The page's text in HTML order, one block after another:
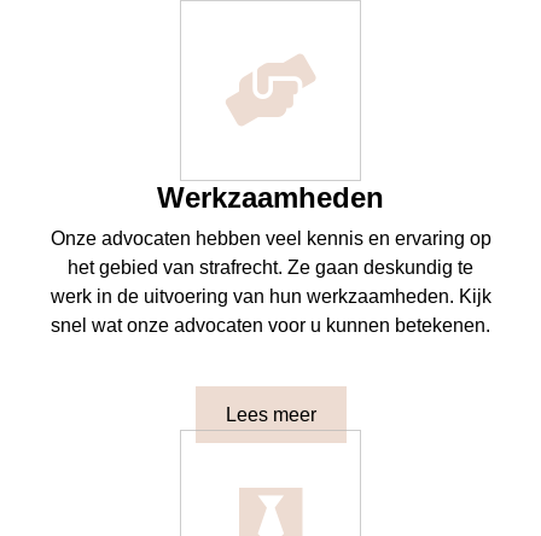
Werkzaamheden
Onze advocaten hebben veel kennis en ervaring op
het gebied van strafrecht. Ze gaan deskundig te
werk in de uitvoering van hun werkzaamheden. Kijk
snel wat onze advocaten voor u kunnen betekenen.
Lees meer